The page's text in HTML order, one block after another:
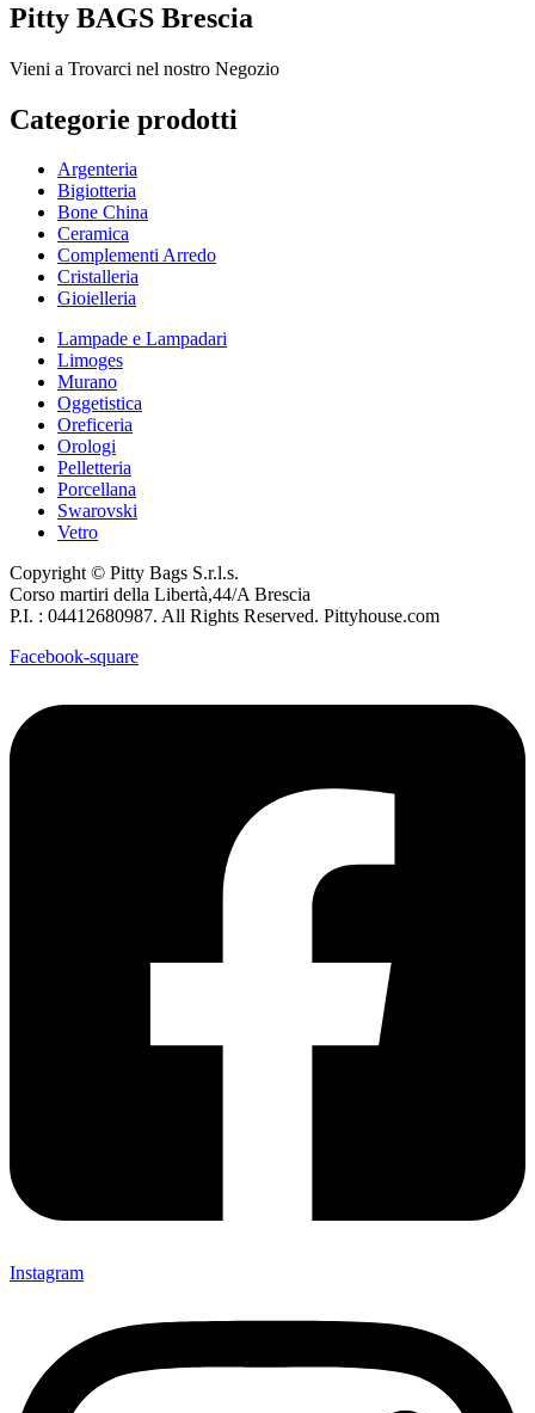
Pitty BAGS Brescia
Vieni a Trovarci nel nostro Negozio
Categorie prodotti
Argenteria
Bigiotteria
Bone China
Ceramica
Complementi Arredo
Cristalleria
Gioielleria
Lampade e Lampadari
Limoges
Murano
Oggetistica
Oreficeria
Orologi
Pelletteria
Porcellana
Swarovski
Vetro
Copyright © Pitty Bags S.r.l.s.
Corso martiri della Libertà,44/A Brescia
P.I. : 04412680987. All Rights Reserved. Pittyhouse.com
Facebook-square
Instagram